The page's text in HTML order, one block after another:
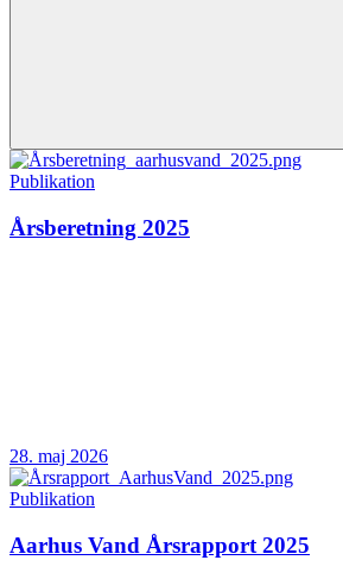
Publikation
Årsberetning 2025
28. maj 2026
Publikation
Aarhus Vand Årsrapport 2025